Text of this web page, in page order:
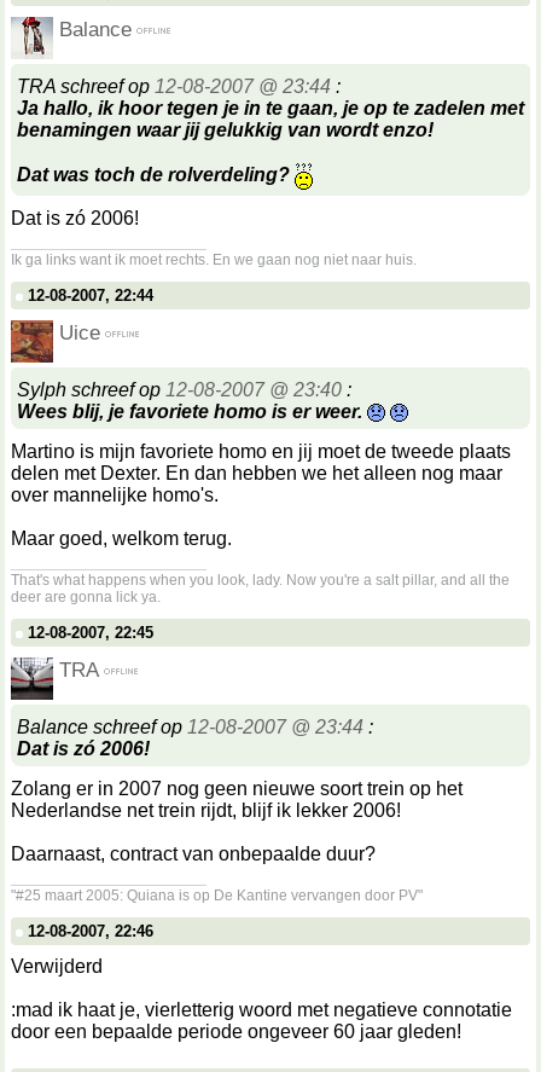
Balance
TRA schreef op 12-08-2007 @ 23:44 :
Ja hallo, ik hoor tegen je in te gaan, je op te zadelen met
benamingen waar jij gelukkig van wordt enzo!
Dat was toch de rolverdeling?
Dat is zó 2006!
Ik ga links want ik moet rechts. En we gaan nog niet naar huis.
12-08-2007, 22:44
Uice
Sylph schreef op 12-08-2007 @ 23:40 :
Wees blij, je favoriete homo is er weer.
Martino is mijn favoriete homo en jij moet de tweede plaats
delen met Dexter. En dan hebben we het alleen nog maar
over mannelijke homo's.
Maar goed, welkom terug.
That's what happens when you look, lady. Now you're a salt pillar, and all the
deer are gonna lick ya.
12-08-2007, 22:45
TRA
Balance schreef op 12-08-2007 @ 23:44 :
Dat is zó 2006!
Zolang er in 2007 nog geen nieuwe soort trein op het
Nederlandse net trein rijdt, blijf ik lekker 2006!
Daarnaast, contract van onbepaalde duur?
"#25 maart 2005: Quiana is op De Kantine vervangen door PV"
12-08-2007, 22:46
Verwijderd
:mad ik haat je, vierletterig woord met negatieve connotatie
door een bepaalde periode ongeveer 60 jaar gleden!